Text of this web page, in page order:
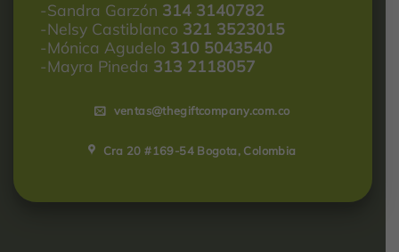
-Sandra Garzón 314 3140782
-Nelsy Castiblanco 321 3523015
-Mónica Agudelo 310 5043540
-Mayra Pineda 313 2118057
ventas@thegiftcompany.com.co
Cra 20 #169-54 Bogota, Colombia